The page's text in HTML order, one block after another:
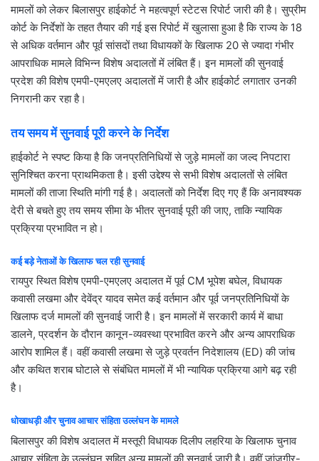
मामलों को लेकर बिलासपुर हाईकोर्ट ने महत्वपूर्ण स्टेटस रिपोर्ट जारी की है। सुप्रीम
कोर्ट के निर्देशों के तहत तैयार की गई इस रिपोर्ट में खुलासा हुआ है कि राज्य के 18
से अधिक वर्तमान और पूर्व सांसदों तथा विधायकों के खिलाफ 20 से ज्यादा गंभीर
आपराधिक मामले विभिन्न विशेष अदालतों में लंबित हैं। इन मामलों की सुनवाई
प्रदेश की विशेष एमपी-एमएलए अदालतों में जारी है और हाईकोर्ट लगातार उनकी
निगरानी कर रहा है।
तय समय में सुनवाई पूरी करने के निर्देश
हाईकोर्ट ने स्पष्ट किया है कि जनप्रतिनिधियों से जुड़े मामलों का जल्द निपटारा
सुनिश्चित करना प्राथमिकता है। इसी उद्देश्य से सभी विशेष अदालतों से लंबित
मामलों की ताजा स्थिति मांगी गई है। अदालतों को निर्देश दिए गए हैं कि अनावश्यक
देरी से बचते हुए तय समय सीमा के भीतर सुनवाई पूरी की जाए, ताकि न्यायिक
प्रक्रिया प्रभावित न हो।
कई बड़े नेताओं के खिलाफ चल रही सुनवाई
रायपुर स्थित विशेष एमपी-एमएलए अदालत में पूर्व CM भूपेश बघेल, विधायक
कवासी लखमा और देवेंद्र यादव समेत कई वर्तमान और पूर्व जनप्रतिनिधियों के
खिलाफ दर्ज मामलों की सुनवाई जारी है। इन मामलों में सरकारी कार्य में बाधा
डालने, प्रदर्शन के दौरान कानून-व्यवस्था प्रभावित करने और अन्य आपराधिक
आरोप शामिल हैं। वहीं कवासी लखमा से जुड़े प्रवर्तन निदेशालय (ED) की जांच
और कथित शराब घोटाले से संबंधित मामलों में भी न्यायिक प्रक्रिया आगे बढ़ रही
है।
धोखाधड़ी और चुनाव आचार संहिता उल्लंघन के मामले
बिलासपुर की विशेष अदालत में मस्तूरी विधायक दिलीप लहरिया के खिलाफ चुनाव
आचार संहिता के उल्लंघन सहित अन्य मामलों की सुनवाई जारी है। वहीं जांजगीर-